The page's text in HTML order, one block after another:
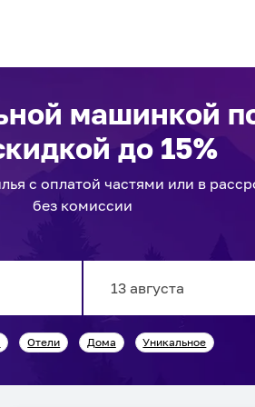
машинкой
до 15%
с оплатой частями или в
без комиссии
backward
interact
Отели Дома Уникальное